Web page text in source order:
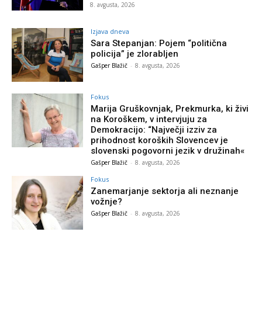
8. avgusta, 2026
Izjava dneva
Sara Stepanjan: Pojem “politična
policija” je zlorabljen
Gašper Blažič - 8. avgusta, 2026
Fokus
Marija Gruškovnjak, Prekmurka, ki živi
na Koroškem, v intervjuju za
Demokracijo: “Največji izziv za
prihodnost koroških Slovencev je
slovenski pogovorni jezik v družinah«
Gašper Blažič - 8. avgusta, 2026
Fokus
Zanemarjanje sektorja ali neznanje
vožnje?
Gašper Blažič - 8. avgusta, 2026